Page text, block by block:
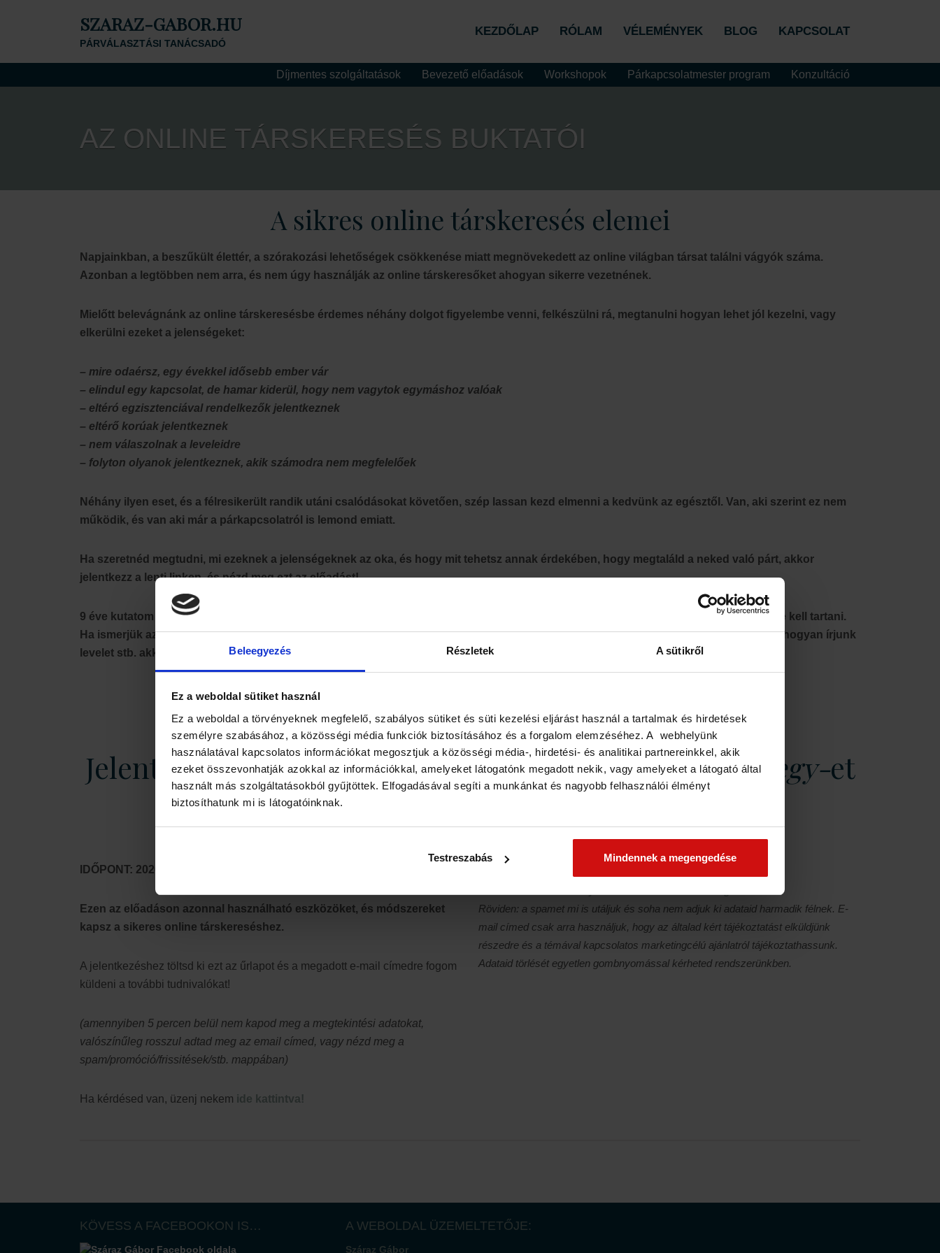
Beleegyezés Részletek A sütikről
Ez a weboldal sütiket használ
Ez a weboldal a törvényeknek megfelelő, szabályos sütiket és süti kezelési eljárást használ a tartalmak és hirdetések
személyre szabásához, a közösségi média funkciók biztosításához és a forgalom elemzéséhez. A webhelyünk
használatával kapcsolatos információkat megosztjuk a közösségi média-, hirdetési- és analitikai partnereinkkel, akik
ezeket összevonhatják azokkal az információkkal, amelyeket látogatónk megadott nekik, vagy amelyeket a látogató által
használt más szolgáltatásokból gyűjtöttek. Elfogadásával segíti a munkánkat és nagyobb felhasználói élményt
biztosíthatunk mi is látogatóinknak.
Testreszabás Mindennek a megengedése
SZARAZ-GABOR.HU
PÁRVÁLASZTÁSI TANÁCSADÓ
KEZDŐLAP RÓLAM VÉLEMÉNYEK BLOG KAPCSOLAT
Díjmentes szolgáltatások Bevezető előadások Workshopok Párkapcsolatmester program Konzultáció
AZ ONLINE TÁRSKERESÉS BUKTATÓI
A sikres online társkeresés elemei
Napjainkban, a beszűkült élettér, a szórakozási lehetőségek csökkenése miatt megnövekedett az online világban társat találni vágyók száma.
Azonban a legtöbben nem arra, és nem úgy használják az online társkeresőket ahogyan sikerre vezetnének.
Mielőtt belevágnánk az online társkeresésbe érdemes néhány dolgot figyelembe venni, felkészülni rá, megtanulni hogyan lehet jól kezelni, vagy
elkerülni ezeket a jelenségeket:
– mire odaérsz, egy évekkel idősebb ember vár
– elindul egy kapcsolat, de hamar kiderül, hogy nem vagytok egymáshoz valóak
– eltéró egzisztenciával rendelkezők jelentkeznek
– eltérő korúak jelentkeznek
– nem válaszolnak a leveleidre
– folyton olyanok jelentkeznek, akik számodra nem megfelelőek
Néhány ilyen eset, és a félresikerült randik utáni csalódásokat követően, szép lassan kezd elmenni a kedvünk az egésztől. Van, aki szerint ez nem
működik, és van aki már a párkapcsolatról is lemond emiatt.
Ha szeretnéd megtudni, mi ezeknek a jelenségeknek az oka, és hogy mit tehetsz annak érdekében, hogy megtaláld a neked való párt, akkor
jelentkezz a lenti linken, és nézd meg ezt az előadást!
9 éve kutatom ezt a területet, és megfigyeltem, ahhoz, hogy online társkeresés során eredményesek legyünk bizonyos szabályokat be kell tartani.
Ha ismerjük az összefüggéseket és tudjuk, hogyan keltsük fel a számunkra megfelelő ember figyelmét, milyen oldalakat használjunk, hogyan írjunk
levelet stb. akkor rövid időn belül meg is találhatjuk a szerelmet.
Ezen az előadáson a gyakorlatban azonnal használható módszereket kapsz!
Jelentkezz az előadásra, vagy kérd a felvételtkiemelt jegy-et
választva!
IDŐPONT: 2026.06.03. szerda – 20:30
Ezen az előadáson azonnal használható eszközöket, és módszereket
kapsz a sikeres online társkereséshez.
A jelentkezéshez töltsd ki ezt az űrlapot és a megadott e-mail címedre fogom
küldeni a további tudnivalókat!
(amennyiben 5 percen belül nem kapod meg a megtekintési adatokat,
valószínűleg rosszul adtad meg az email címed, vagy nézd meg a
spam/promóció/frissitések/stb. mappában)
Ha kérdésed van, üzenj nekem ide kattintva!
Röviden: a spamet mi is utáljuk és soha nem adjuk ki adataid harmadik félnek. E-
mail címed csak arra használjuk, hogy az általad kért tájékoztatást elküldjünk
részedre és a témával kapcsolatos marketingcélú ajánlatról tájékoztathassunk.
Adataid törlését egyetlen gombnyomással kérheted rendszerünkben.
KÖVESS A FACEBOOKON IS… A WEBOLDAL ÜZEMELTETŐJE:
Száraz Gábor